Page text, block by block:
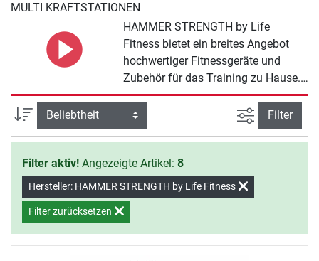
MULTI KRAFTSTATIONEN
HAMMER STRENGTH by Life
Fitness bietet ein breites Angebot
hochwertiger Fitnessgeräte und
Zubehör für das Training zu Hause.
Mit den HAMMER STRENGTH by
Life Fitness Multi Kraftstationen
Produkten werden Sie zu Hause
effektiv fit, nehmen ab und halten
sich gesund.
Sortierung Ansicht
Filter
Filter aktiv! Angezeigte Artikel: 8
Hersteller: HAMMER STRENGTH by Life Fitness
Filter zurücksetzen